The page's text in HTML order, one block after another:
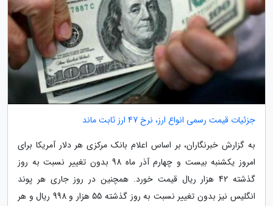
جزئیات قیمت رسمی انواع ارز، نرخ 47 ارز ثابت ماند
به گزارش خبرنگاران، بر اساس اعلام بانک مرکزی هر دلار آمریکا برای
امروز یکشنبه بیست و چهارم آذر ماه 98 بدون تغییر نسبت به روز
گذشته 42 هزار ریال قیمت خورد. همچنین در روز جاری هر پوند
انگلیس نیز بدون تغییر نسبت به روز گذشته 55 هزار و 998 ریال و هر